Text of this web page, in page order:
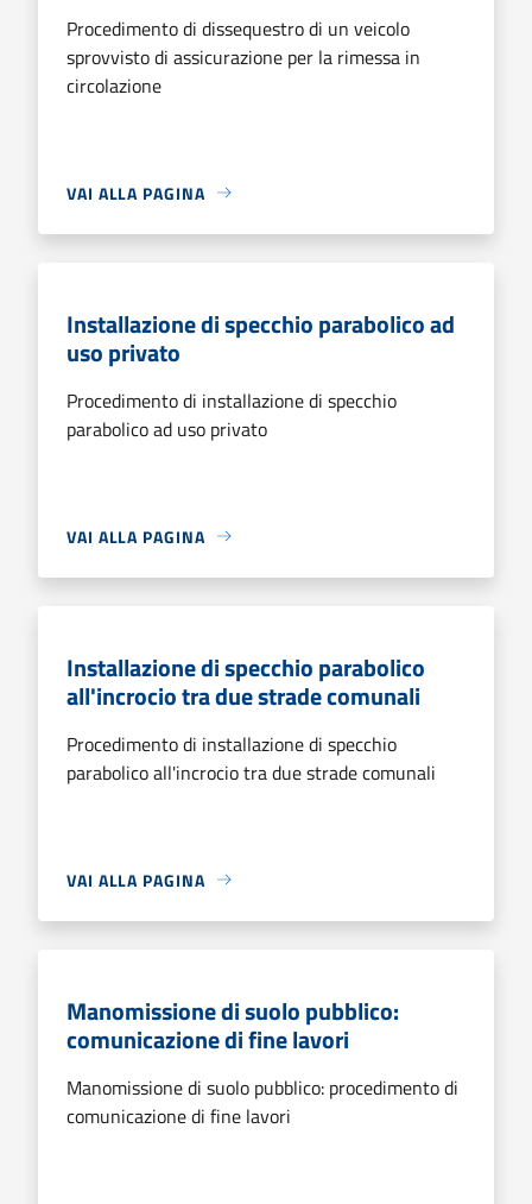
Procedimento di dissequestro di un veicolo
sprovvisto di assicurazione per la rimessa in
circolazione
VAI ALLA PAGINA
Installazione di specchio parabolico ad
uso privato
Procedimento di installazione di specchio
parabolico ad uso privato
VAI ALLA PAGINA
Installazione di specchio parabolico
all'incrocio tra due strade comunali
Procedimento di installazione di specchio
parabolico all'incrocio tra due strade comunali
VAI ALLA PAGINA
Manomissione di suolo pubblico:
comunicazione di fine lavori
Manomissione di suolo pubblico: procedimento di
comunicazione di fine lavori